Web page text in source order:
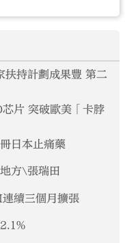
扶持計劃成果豐 第二
片 突破歐美「卡脖
日本止痛藥
方\張瑞田
續三個月擴張